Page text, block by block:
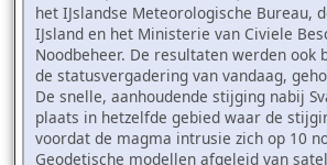
het IJslandse Meteorologische Bureau,
IJsland en het Ministerie van Civiele
Noodbeheer. De resultaten werden ook
de statusvergadering van vandaag,
De snelle, aanhoudende stijging nabij
plaats in hetzelfde gebied waar de
voordat de magma intrusie zich op 10
Geodetische modellen afgeleid van